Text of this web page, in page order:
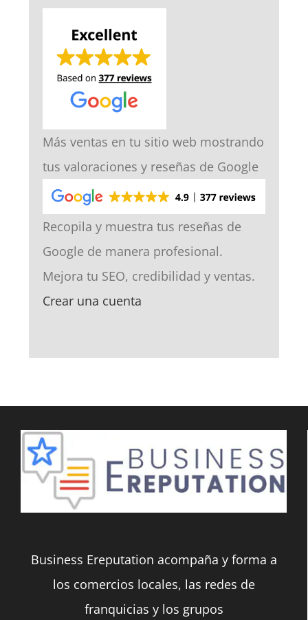
Más ventas en tu sitio web mostrando
tus valoraciones y reseñas de Google
Recopila y muestra tus reseñas de
Google de manera profesional.
Mejora tu SEO, credibilidad y ventas.
Crear una cuenta
Business Ereputation acompaña y forma a
los comercios locales, las redes de
franquicias y los grupos